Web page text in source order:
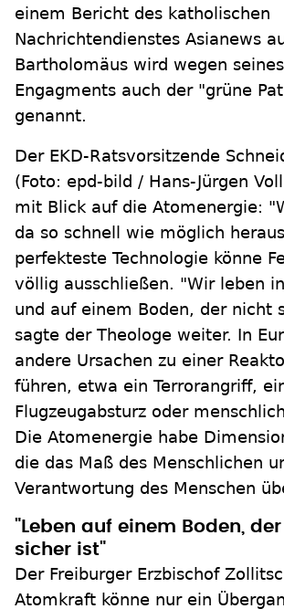
einem Bericht des katholischen
Nachrichtendienstes Asianews
Bartholomäus wird wegen
Engagments auch der "grüne
genannt.
Der EKD-Ratsvorsitzende
(Foto: epd-bild / Hans-Jürgen
mit Blick auf die Atomenergie:
da so schnell wie möglich
perfekteste Technologie könne
völlig ausschließen. "Wir leben
und auf einem Boden, der nicht
sagte der Theologe weiter. In
andere Ursachen zu einer
führen, etwa ein Terrorangriff,
Flugzeugabsturz oder
Die Atomenergie habe
die das Maß des Menschlichen
Verantwortung des Menschen
"Leben auf einem Boden,
sicher ist"
Der Freiburger Erzbischof
Atomkraft könne nur ein